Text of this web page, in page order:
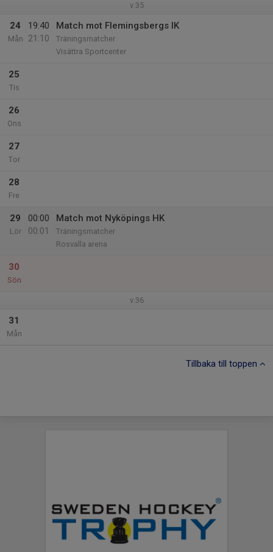
v.35
24
Mån
19:40
21:10
Match mot Flemingsbergs IK
Träningsmatcher
Visättra Sportcenter
25
Tis
26
Ons
27
Tor
28
Fre
29
Lör
00:00
00:01
Match mot Nyköpings HK
Träningsmatcher
Rosvalla arena
30
Sön
v.36
31
Mån
Tillbaka till toppen